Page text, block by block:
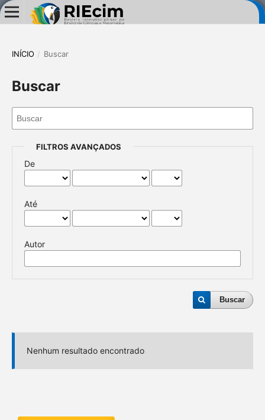
INÍCIO / Buscar
Buscar
FILTROS AVANÇADOS
De
Até
Autor
Buscar
Nenhum resultado encontrado